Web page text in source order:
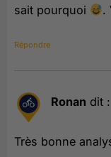
sait pourquoi
.
Répondre
Ronan dit :
Très bonne